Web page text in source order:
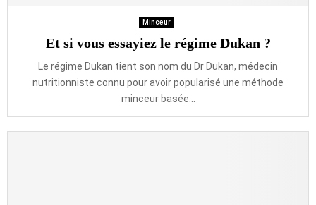
Minceur
Et si vous essayiez le régime Dukan ?
Le régime Dukan tient son nom du Dr Dukan, médecin
nutritionniste connu pour avoir popularisé une méthode
minceur basée...